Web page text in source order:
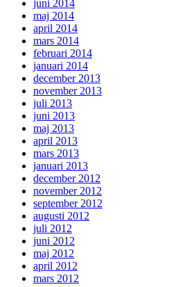
juni 2014
maj 2014
april 2014
mars 2014
februari 2014
januari 2014
december 2013
november 2013
juli 2013
juni 2013
maj 2013
april 2013
mars 2013
januari 2013
december 2012
november 2012
september 2012
augusti 2012
juli 2012
juni 2012
maj 2012
april 2012
mars 2012